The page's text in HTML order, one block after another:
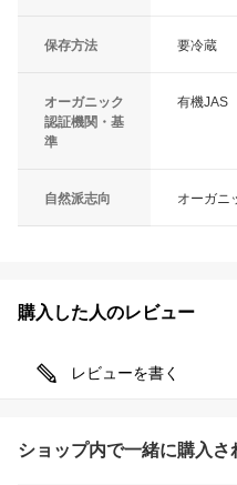
保存方法 要冷蔵
オーガニック
認証機関・基
準
有機JAS
自然派志向 オーガニ
購入した人のレビュー
レビューを書く
ショップ内で一緒に購入さ